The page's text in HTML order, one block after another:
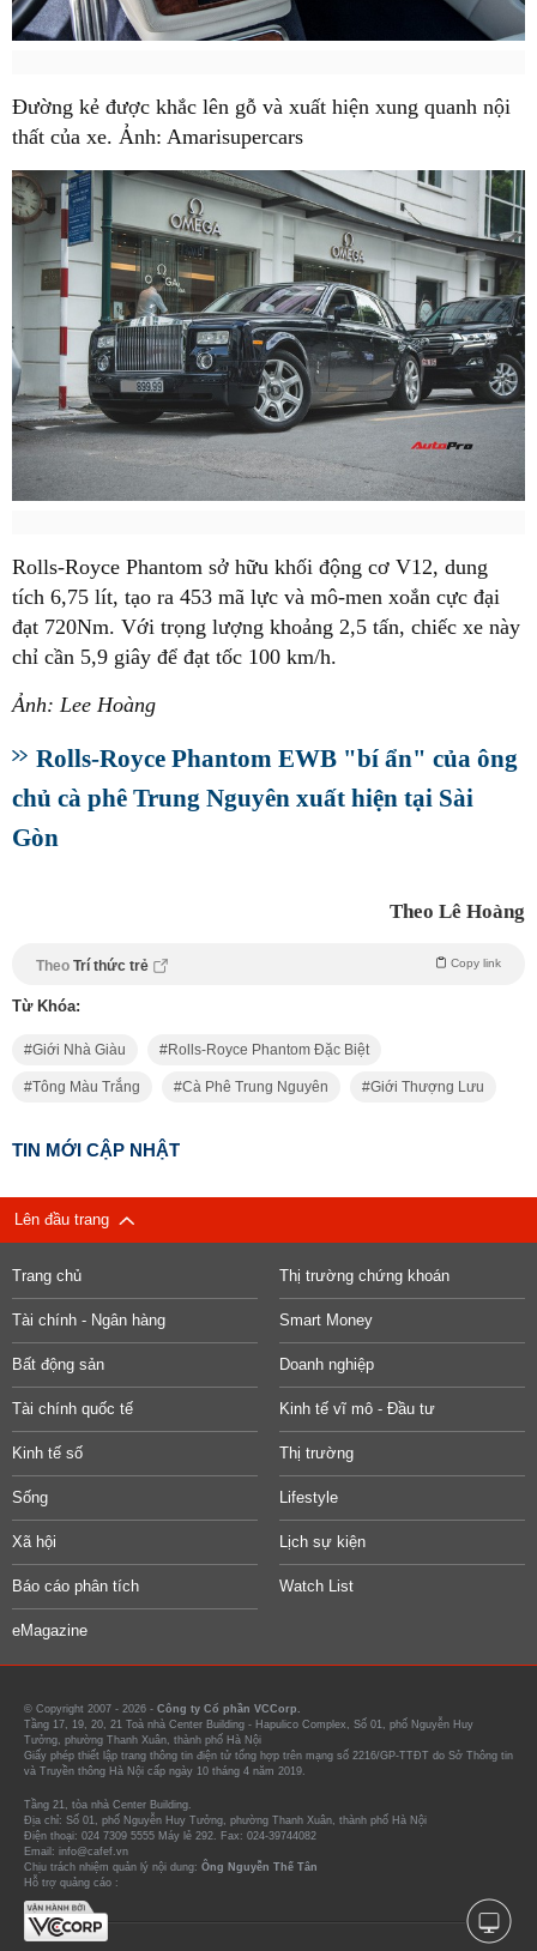
Đường kẻ được khắc lên gỗ và xuất hiện xung quanh nội
thất của xe. Ảnh: Amarisupercars
Rolls-Royce Phantom sở hữu khối động cơ V12, dung
tích 6,75 lít, tạo ra 453 mã lực và mô-men xoắn cực đại
đạt 720Nm. Với trọng lượng khoảng 2,5 tấn, chiếc xe này
chỉ cần 5,9 giây để đạt tốc 100 km/h.
Ảnh: Lee Hoàng
Rolls-Royce Phantom EWB "bí ẩn" của ông
chủ cà phê Trung Nguyên xuất hiện tại Sài
Gòn
Theo Lê Hoàng
Theo Trí thức trẻ Copy link
Từ Khóa:
Giới Nhà Giàu Rolls-Royce Phantom Đặc Biệt
Tông Màu Trắng Cà Phê Trung Nguyên Giới Thượng Lưu
TIN MỚI CẬP NHẬT
Lên đầu trang
Trang chủ Thị trường chứng khoán
Tài chính - Ngân hàng Smart Money
Bất động sản Doanh nghiệp
Tài chính quốc tế Kinh tế vĩ mô - Đầu tư
Kinh tế số Thị trường
Sống Lifestyle
Xã hội Lịch sự kiện
Báo cáo phân tích Watch List
eMagazine
© Copyright 2007 - 2026 - Công ty Cổ phần VCCorp.
Tầng 17, 19, 20, 21 Toà nhà Center Building - Hapulico Complex, Số 01, phố Nguyễn Huy
Tưởng, phường Thanh Xuân, thành phố Hà Nội
Giấy phép thiết lập trang thông tin điện tử tổng hợp trên mạng số 2216/GP-TTĐT do Sở Thông tin
và Truyền thông Hà Nội cấp ngày 10 tháng 4 năm 2019.
Tầng 21, tòa nhà Center Building.
Địa chỉ: Số 01, phố Nguyễn Huy Tưởng, phường Thanh Xuân, thành phố Hà Nội
Điện thoại: 024 7309 5555 Máy lẻ 292. Fax: 024-39744082
Email: info@cafef.vn
Chịu trách nhiệm quản lý nội dung: Ông Nguyễn Thế Tân
Hỗ trợ quảng cáo :